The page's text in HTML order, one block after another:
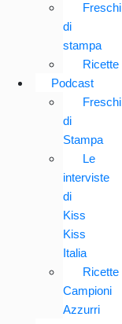
Freschi
di
stampa
Ricette
Podcast
Freschi
di
Stampa
Le
interviste
di
Kiss
Kiss
Italia
Ricette
Campioni
Azzurri